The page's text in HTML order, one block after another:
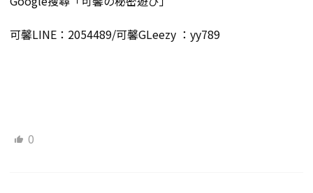
可馨LINE：2054489/可馨GLeezy ：yy789
0